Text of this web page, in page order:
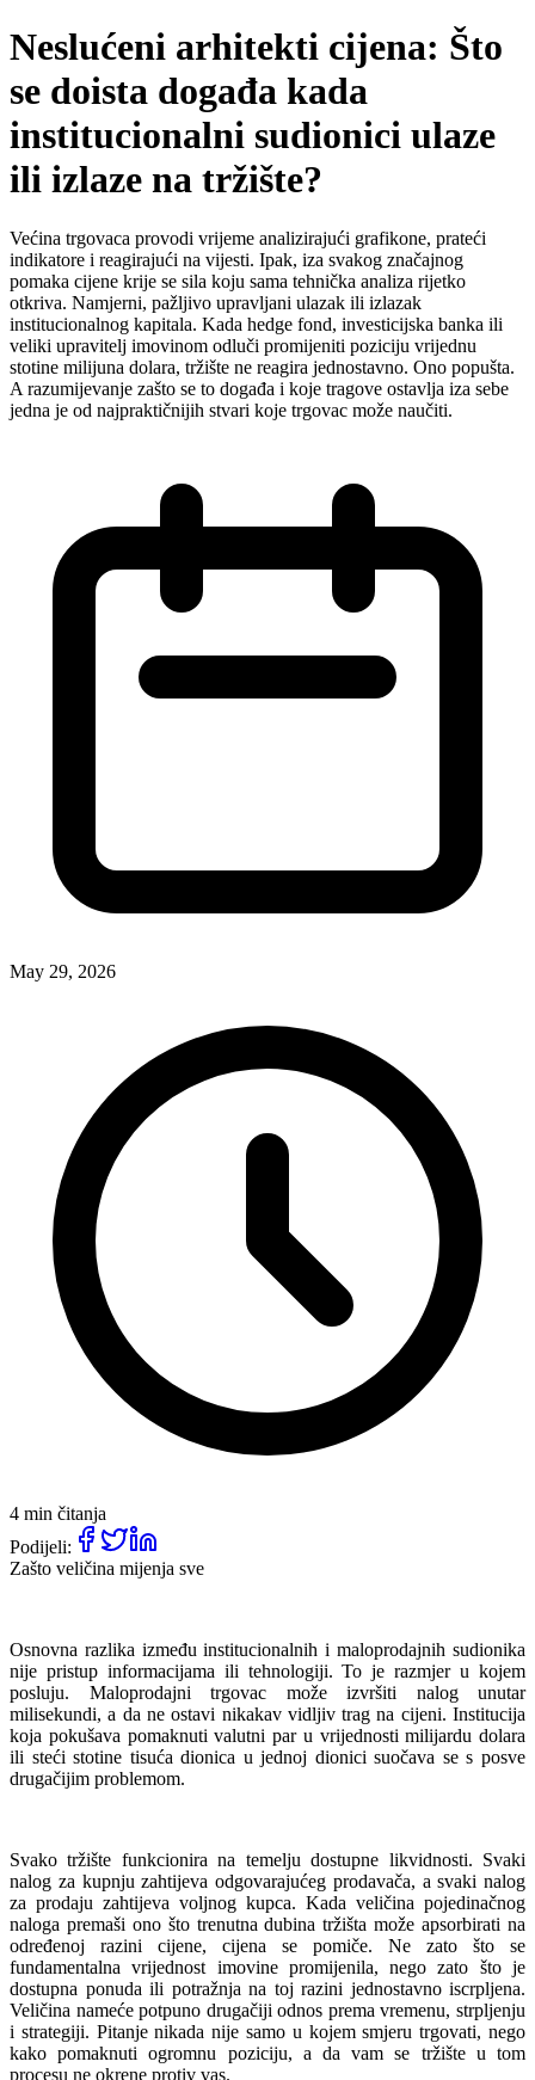
Neslućeni arhitekti cijena: Što
se doista događa kada
institucionalni sudionici ulaze
ili izlaze na tržište?
Većina trgovaca provodi vrijeme analizirajući grafikone, prateći
indikatore i reagirajući na vijesti. Ipak, iza svakog značajnog
pomaka cijene krije se sila koju sama tehnička analiza rijetko
otkriva. Namjerni, pažljivo upravljani ulazak ili izlazak
institucionalnog kapitala. Kada hedge fond, investicijska banka ili
veliki upravitelj imovinom odluči promijeniti poziciju vrijednu
stotine milijuna dolara, tržište ne reagira jednostavno. Ono popušta.
A razumijevanje zašto se to događa i koje tragove ostavlja iza sebe
jedna je od najpraktičnijih stvari koje trgovac može naučiti.
May 29, 2026
4 min čitanja
Podijeli:
Zašto veličina mijenja sve
Osnovna razlika između institucionalnih i maloprodajnih sudionika
nije pristup informacijama ili tehnologiji. To je razmjer u kojem
posluju. Maloprodajni trgovac može izvršiti nalog unutar
milisekundi, a da ne ostavi nikakav vidljiv trag na cijeni. Institucija
koja pokušava pomaknuti valutni par u vrijednosti milijardu dolara
ili steći stotine tisuća dionica u jednoj dionici suočava se s posve
drugačijim problemom.
Svako tržište funkcionira na temelju dostupne likvidnosti. Svaki
nalog za kupnju zahtijeva odgovarajućeg prodavača, a svaki nalog
za prodaju zahtijeva voljnog kupca. Kada veličina pojedinačnog
naloga premaši ono što trenutna dubina tržišta može apsorbirati na
određenoj razini cijene, cijena se pomiče. Ne zato što se
fundamentalna vrijednost imovine promijenila, nego zato što je
dostupna ponuda ili potražnja na toj razini jednostavno iscrpljena.
Veličina nameće potpuno drugačiji odnos prema vremenu, strpljenju
i strategiji. Pitanje nikada nije samo u kojem smjeru trgovati, nego
kako pomaknuti ogromnu poziciju, a da vam se tržište u tom
procesu ne okrene protiv vas.